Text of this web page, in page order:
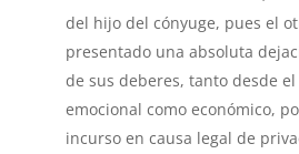
del hijo del cónyuge, pues el
presentado una absoluta
de sus deberes, tanto desde
emocional como económico,
incurso en causa legal de